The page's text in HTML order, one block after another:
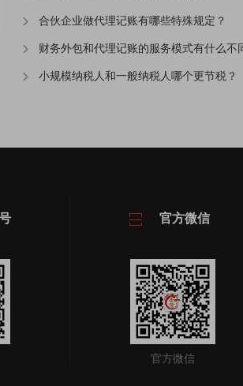
合伙企业做代理记账有哪些特殊规定？
财务外包和代理记账的服务模式有什么不
小规模纳税人和一般纳税人哪个更节税？
官方微信
官方微信